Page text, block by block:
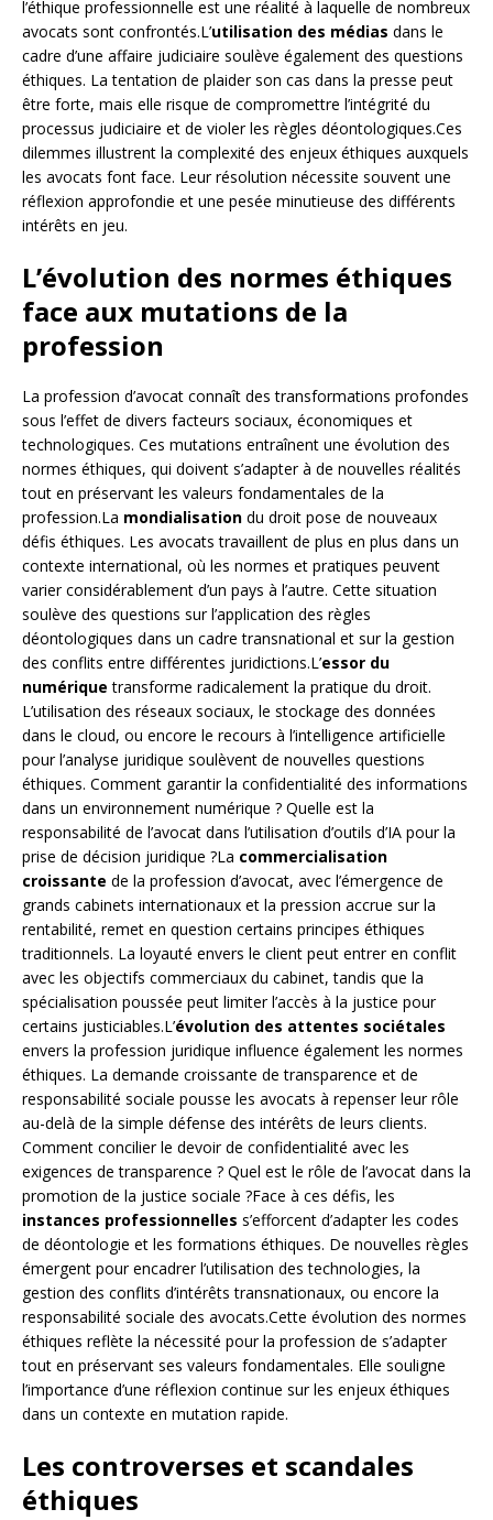
l’éthique professionnelle est une réalité à laquelle de nombreux
avocats sont confrontés.L’utilisation des médias dans le
cadre d’une affaire judiciaire soulève également des questions
éthiques. La tentation de plaider son cas dans la presse peut
être forte, mais elle risque de compromettre l’intégrité du
processus judiciaire et de violer les règles déontologiques.Ces
dilemmes illustrent la complexité des enjeux éthiques auxquels
les avocats font face. Leur résolution nécessite souvent une
réflexion approfondie et une pesée minutieuse des différents
intérêts en jeu.
L’évolution des normes éthiques
face aux mutations de la
profession
La profession d’avocat connaît des transformations profondes
sous l’effet de divers facteurs sociaux, économiques et
technologiques. Ces mutations entraînent une évolution des
normes éthiques, qui doivent s’adapter à de nouvelles réalités
tout en préservant les valeurs fondamentales de la
profession.La mondialisation du droit pose de nouveaux
défis éthiques. Les avocats travaillent de plus en plus dans un
contexte international, où les normes et pratiques peuvent
varier considérablement d’un pays à l’autre. Cette situation
soulève des questions sur l’application des règles
déontologiques dans un cadre transnational et sur la gestion
des conflits entre différentes juridictions.L’essor du
numérique transforme radicalement la pratique du droit.
L’utilisation des réseaux sociaux, le stockage des données
dans le cloud, ou encore le recours à l’intelligence artificielle
pour l’analyse juridique soulèvent de nouvelles questions
éthiques. Comment garantir la confidentialité des informations
dans un environnement numérique ? Quelle est la
responsabilité de l’avocat dans l’utilisation d’outils d’IA pour la
prise de décision juridique ?La commercialisation
croissante de la profession d’avocat, avec l’émergence de
grands cabinets internationaux et la pression accrue sur la
rentabilité, remet en question certains principes éthiques
traditionnels. La loyauté envers le client peut entrer en conflit
avec les objectifs commerciaux du cabinet, tandis que la
spécialisation poussée peut limiter l’accès à la justice pour
certains justiciables.L’évolution des attentes sociétales
envers la profession juridique influence également les normes
éthiques. La demande croissante de transparence et de
responsabilité sociale pousse les avocats à repenser leur rôle
au-delà de la simple défense des intérêts de leurs clients.
Comment concilier le devoir de confidentialité avec les
exigences de transparence ? Quel est le rôle de l’avocat dans la
promotion de la justice sociale ?Face à ces défis, les
instances professionnelles s’efforcent d’adapter les codes
de déontologie et les formations éthiques. De nouvelles règles
émergent pour encadrer l’utilisation des technologies, la
gestion des conflits d’intérêts transnationaux, ou encore la
responsabilité sociale des avocats.Cette évolution des normes
éthiques reflète la nécessité pour la profession de s’adapter
tout en préservant ses valeurs fondamentales. Elle souligne
l’importance d’une réflexion continue sur les enjeux éthiques
dans un contexte en mutation rapide.
Les controverses et scandales
éthiques